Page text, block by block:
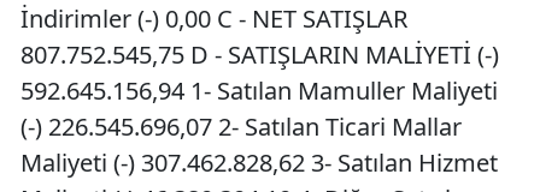
İndirimler (-) 0,00 C - NET SATIŞLAR
807.752.545,75 D - SATIŞLARIN MALİYETİ (-)
592.645.156,94 1- Satılan Mamuller Maliyeti
(-) 226.545.696,07 2- Satılan Ticari Mallar
Maliyeti (-) 307.462.828,62 3- Satılan Hizmet